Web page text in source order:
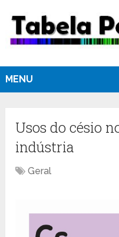
MENU
Usos do césio
indústria
Geral